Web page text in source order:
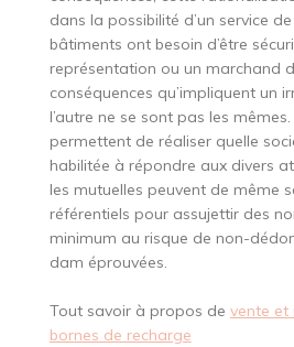
dans la possibilité d’un service
bâtiments ont besoin d’être
représentation ou un marchand
conséquences qu’impliquent un
l’autre ne se sont pas les
permettent de réaliser quelle
habilitée à répondre aux divers
les mutuelles peuvent de même
référentiels pour assujettir des
minimum au risque de non-
dam éprouvées.
Tout savoir à propos de vente et
bornes de recharge